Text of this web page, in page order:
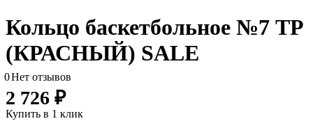
Кольцо баскетбольное №7 ТР
(КРАСНЫЙ) SALE
0Нет отзывов
2 726 ₽
Купить в 1 клик